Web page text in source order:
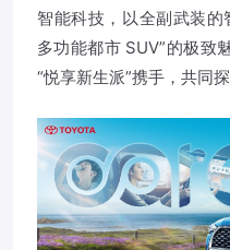
智能科技，以全副武装
多功能都市 SUV”的极致
“悦享新生派”携手，共同